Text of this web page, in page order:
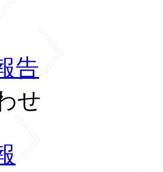
告
せ